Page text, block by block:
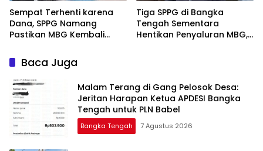
‎Sempat Terhenti karena
Dana, SPPG Namang
Pastikan MBG Kembali
‎Tiga SPPG di Bangka
Tengah Sementara
Hentikan Penyaluran MBG,
Baca Juga
Malam Terang di Gang Pelosok Desa:
Jeritan Harapan Ketua APDESI Bangka
Tengah untuk PLN Babel
Bangka Tengah 7 Agustus 2026